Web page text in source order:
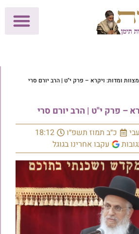
מצוות ומדות: ויקרא – פרק י"ט | הרב יורם סרי
– פרק י"ט | הרב יורם סרי
כ״ב תמוז תשפ״ו
18:12
עקבו אחרינו בגוגל